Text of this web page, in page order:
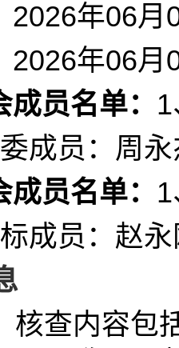
2026年06月
2026年06月
员名单： 1
成员：周
员名单： 1
成员：赵
核查内容包